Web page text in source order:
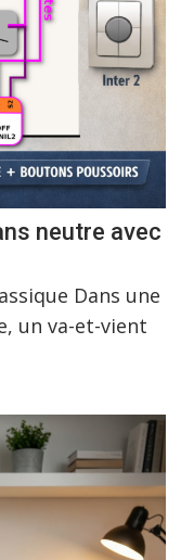
neutre avec
Dans une
un va-et-vient